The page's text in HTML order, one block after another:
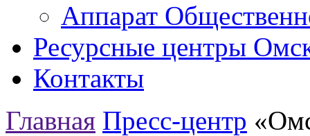
Аппарат
Ресурсные центры
Контакты
Главная Пресс-центр